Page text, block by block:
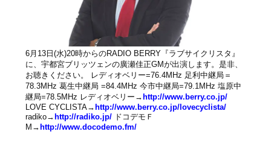
6月13日(水)20時からのRADIO BERRY『ラブサイクリスタ』
に、宇都宮ブリッツェンの廣瀬佳正GMが出演します。是非、
お聴きください。 レディオベリー=76.4MHz 足利中継局＝
78.3MHz 葛生中継局 =84.4MHz 今市中継局=79.1MHz 塩原中
継局=78.5MHz レディオベリー→ http://www.berry.co.jp/
LOVE CYCLISTA→ http://www.berry.co.jp/lovecyclista/
radiko→ http://radiko.jp/ ドコデモＦ
M→ http://www.docodemo.fm/